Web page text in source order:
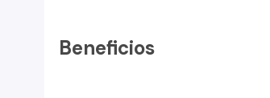
Beneficios